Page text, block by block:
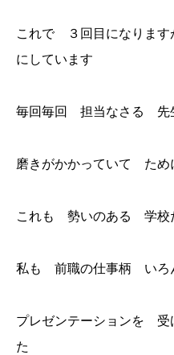
これで ３回目になりま
にしています
毎回毎回 担当なさる 先
磨きがかかっていて た
これも 勢いのある 学校
私も 前職の仕事柄 いろ
プレゼンテーションを
た